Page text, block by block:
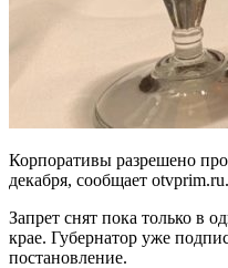
Корпоративы разрешено
декабря, сообщает otvprim.ru.
Запрет снят пока только в
крае. Губернатор уже
постановление.